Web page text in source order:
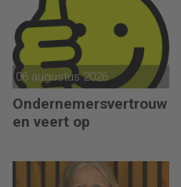
06 augustus 2026
Ondernemersvertrouw
en veert op